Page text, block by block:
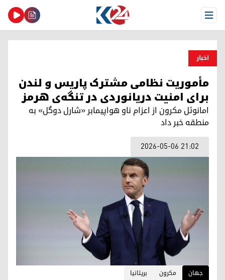
Open Menu
اخبار
مأموریت نظامی مشترک پاریس و لندن
برای امنیت دریانوردی در تنگه‌ی هرمز
امانوئل مکرون از اعزام ناو هواپیمابر «شارل دوگل» به
منطقه خبر داد
2026-05-06 21:02
جهان مکرون بریتانیا